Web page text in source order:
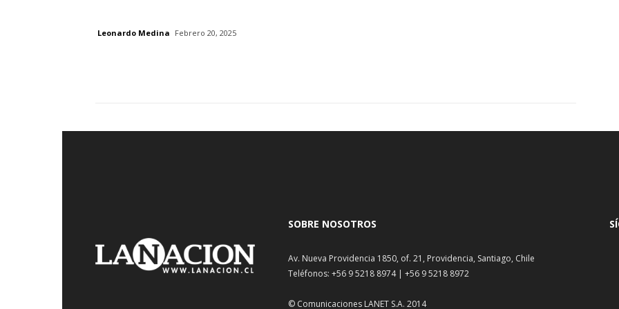
Leonardo Medina Febrero 20, 2025
SOBRE NOSOTROS
Av. Nueva Providencia 1850, of. 21, Providencia, Santiago, Chile
Teléfonos: +56 9 5218 8974 | +56 9 5218 8972
© Comunicaciones LANET S.A. 2014